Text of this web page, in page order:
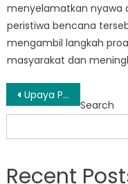
menyelamatkan nyawa
peristiwa bencana
mengambil langkah
masyarakat dan
Post
navigation
Upaya Penanggulangan Bencana di Sleman Dipuji Karena Respon Cepat Terhadap Krisis
Search
Recent